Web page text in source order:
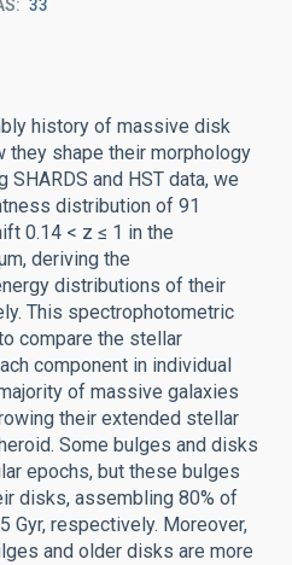
33
history of massive disk
they shape their morphology
and HST data, we
distribution of 91
0.14 < z ≤ 1 in the
deriving the
distributions of their
This spectrophotometric
compare the stellar
component in individual
of massive galaxies
their extended stellar
Some bulges and disks
epochs, but these bulges
disks, assembling 80% of
Gyr, respectively. Moreover,
and older disks are more